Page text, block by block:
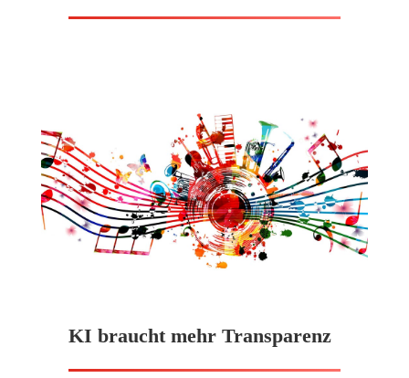
KI braucht mehr Transparenz